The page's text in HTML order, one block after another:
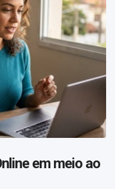
em meio ao